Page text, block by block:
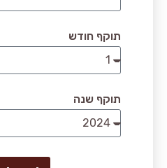
תוקף חודש
תוקף שנה